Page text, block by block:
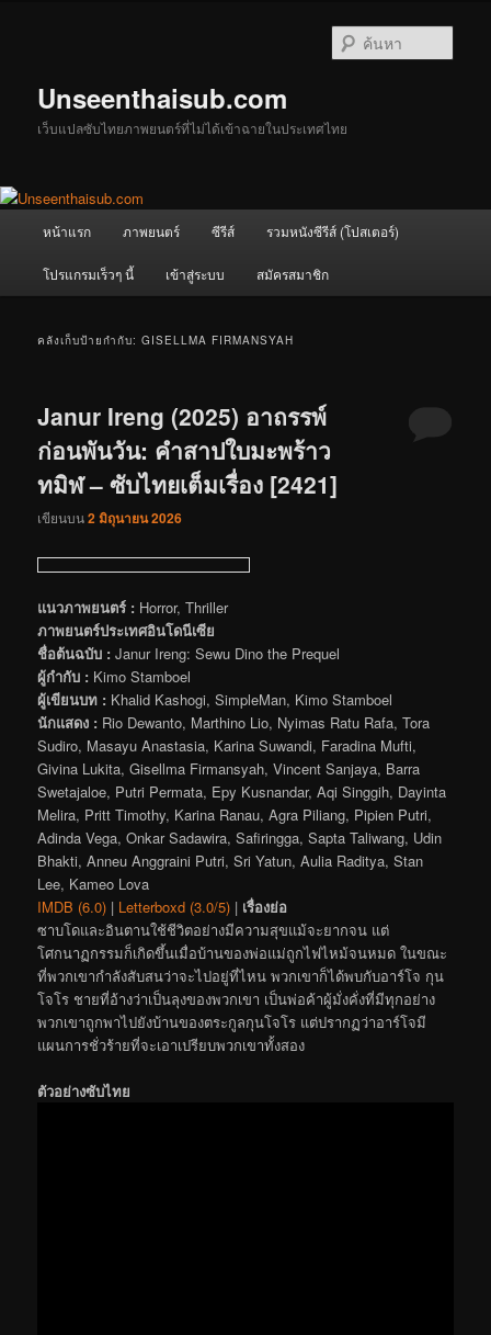
Unseenthaisub.com
เว็บแปลซับไทยภาพยนตร์ที่ไม่ได้เข้าฉายในประเทศไทย
หน้าแรก ภาพยนตร์ ซีรีส์ รวมหนังซีรีส์ (โปสเตอร์)
โปรแกรมเร็วๆ นี้ เข้าสู่ระบบ สมัครสมาชิก
คลังเก็บป้ายกำกับ:GISELLMA FIRMANSYAH
Janur Ireng (2025) อาถรรพ์
ก่อนพันวัน: คำสาปใบมะพร้าว
ทมิฬ – ซับไทยเต็มเรื่อง [2421]
เขียนบน2 มิถุนายน 2026
แนวภาพยนตร์ : Horror, Thriller
ภาพยนตร์ประเทศอินโดนีเซีย
ชื่อต้นฉบับ : Janur Ireng: Sewu Dino the Prequel
ผู้กำกับ : Kimo Stamboel
ผู้เขียนบท : Khalid Kashogi, SimpleMan, Kimo Stamboel
นักแสดง : Rio Dewanto, Marthino Lio, Nyimas Ratu Rafa, Tora
Sudiro, Masayu Anastasia, Karina Suwandi, Faradina Mufti,
Givina Lukita, Gisellma Firmansyah, Vincent Sanjaya, Barra
Swetajaloe, Putri Permata, Epy Kusnandar, Aqi Singgih, Dayinta
Melira, Pritt Timothy, Karina Ranau, Agra Piliang, Pipien Putri,
Adinda Vega, Onkar Sadawira, Safiringga, Sapta Taliwang, Udin
Bhakti, Anneu Anggraini Putri, Sri Yatun, Aulia Raditya, Stan
Lee, Kameo Lova
IMDB (6.0) | Letterboxd (3.0/5) | เรื่องย่อ
ซาบโดและอินตานใช้ชีวิตอย่างมีความสุขแม้จะยากจน แต่
โศกนาฏกรรมก็เกิดขึ้นเมื่อบ้านของพ่อแม่ถูกไฟไหม้จนหมด ในขณะ
ที่พวกเขากำลังสับสนว่าจะไปอยู่ที่ไหน พวกเขาก็ได้พบกับอาร์โจ กุน
โจโร ชายที่อ้างว่าเป็นลุงของพวกเขา เป็นพ่อค้าผู้มั่งคั่งที่มีทุกอย่าง
พวกเขาถูกพาไปยังบ้านของตระกูลกุนโจโร แต่ปรากฏว่าอาร์โจมี
แผนการชั่วร้ายที่จะเอาเปรียบพวกเขาทั้งสอง
ตัวอย่างซับไทย